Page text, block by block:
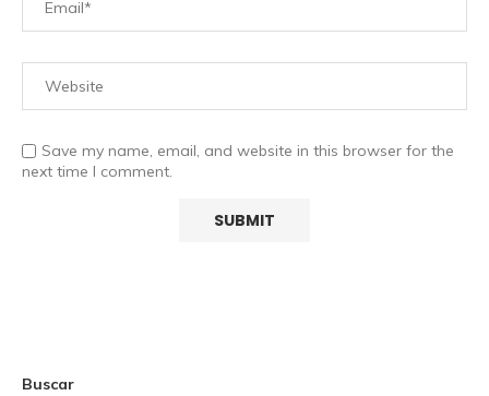
Save my name, email, and website in this browser for the
next time I comment.
Buscar